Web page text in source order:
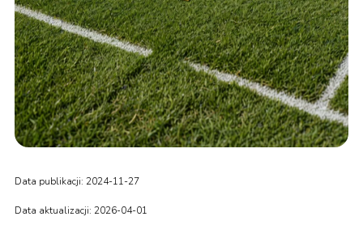
Data publikacji: 2024-11-27
Data aktualizacji: 2026-04-01